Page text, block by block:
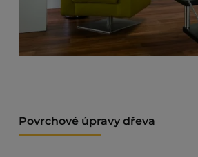
Povrchové úpravy dřeva